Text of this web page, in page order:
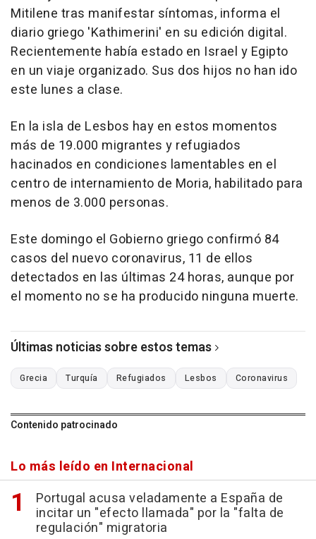
Mitilene tras manifestar síntomas, informa el
diario griego 'Kathimerini' en su edición digital.
Recientemente había estado en Israel y Egipto
en un viaje organizado. Sus dos hijos no han ido
este lunes a clase.
En la isla de Lesbos hay en estos momentos
más de 19.000 migrantes y refugiados
hacinados en condiciones lamentables en el
centro de internamiento de Moria, habilitado para
menos de 3.000 personas.
Este domingo el Gobierno griego confirmó 84
casos del nuevo coronavirus, 11 de ellos
detectados en las últimas 24 horas, aunque por
el momento no se ha producido ninguna muerte.
Últimas noticias sobre estos temas
Grecia Turquía Refugiados Lesbos Coronavirus
Contenido patrocinado
Lo más leído en Internacional
Portugal acusa veladamente a España de
incitar un "efecto llamada" por la "falta de
regulación" migratoria